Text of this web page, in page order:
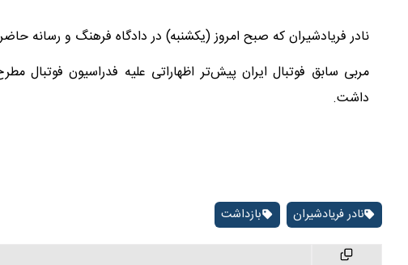
نادر فریادشیران که صبح امروز (یکشنبه) در دادگاه فرهنگ و رسانه
مربی سابق فوتبال ایران پیش‌تر اظهاراتی علیه فدراسیون فوتبال
داشت.
نادر فریادشیران بازداشت